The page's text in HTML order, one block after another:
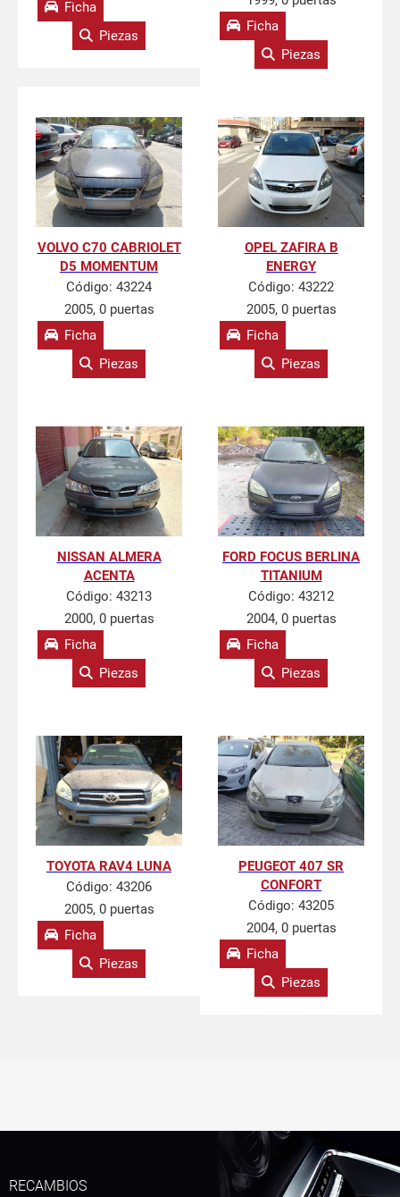
Ficha
Piezas
Ficha
Piezas
VOLVO C70 CABRIOLET
D5 MOMENTUM
Código: 43224
2005, 0 puertas
Ficha
Piezas
OPEL ZAFIRA B
ENERGY
Código: 43222
2005, 0 puertas
Ficha
Piezas
NISSAN ALMERA
ACENTA
Código: 43213
2000, 0 puertas
Ficha
Piezas
FORD FOCUS BERLINA
TITANIUM
Código: 43212
2004, 0 puertas
Ficha
Piezas
TOYOTA RAV4 LUNA
Código: 43206
2005, 0 puertas
Ficha
Piezas
PEUGEOT 407 SR
CONFORT
Código: 43205
2004, 0 puertas
Ficha
Piezas
RECAMBIOS